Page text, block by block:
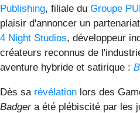
Publishing, filiale du Groupe
plaisir d'annoncer un
4 Night Studios, développeur
créateurs reconnus de
aventure hybride et satirique :
Dès sa révélation lors des
Badgera été plébiscité par les